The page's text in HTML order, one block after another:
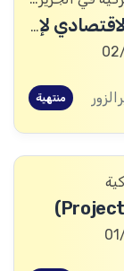
خبير الدعم الاجتماعي والاقتصادي لإدارة الحالة وإعادة الإدماج / Business Mentor / Case Management Socio-Economic Reintegration Specialist
منتهية